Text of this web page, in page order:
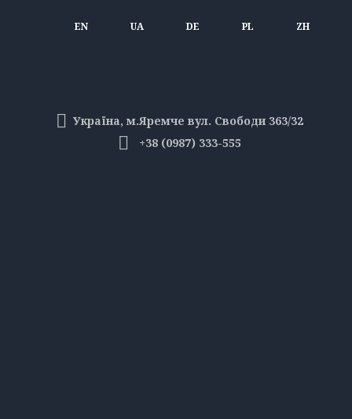
EN UA DE PL ZH
Україна, м.Яремче вул. Свободи 363/32
+38 (0987) 333-555